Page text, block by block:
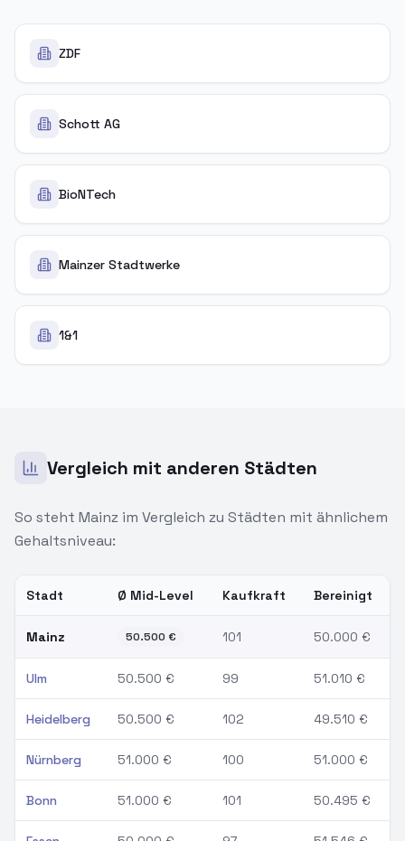
ZDF
Schott AG
BioNTech
Mainzer Stadtwerke
1&1
Vergleich mit anderen Städten
So steht Mainz im Vergleich zu Städten mit ähnlichem
Gehaltsniveau:
Stadt Ø Mid-Level Kaufkraft Bereinigt
Mainz 50.500 € 101 50.000 €
Ulm 50.500 € 99 51.010 €
Heidelberg 50.500 € 102 49.510 €
Nürnberg 51.000 € 100 51.000 €
Bonn 51.000 € 101 50.495 €